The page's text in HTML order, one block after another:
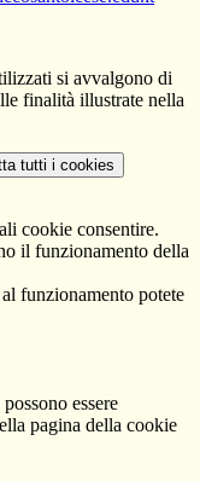
si avvalgono di
finalità illustrate nella
tutti i cookies
cookie consentire.
il funzionamento della
funzionamento potete
essere
pagina della cookie